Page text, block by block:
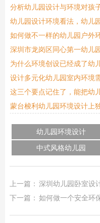
分析幼儿园设计与环境对孩
幼儿园设计环境看法，幼儿
如何做不一样的幼儿园户外
深圳市龙岗区同心第一幼儿
为什么环境创设已经成了幼
设计多元化幼儿园室内环境
这三个要点记住了，能把幼
蒙台梭利幼儿园环境设计上
幼儿园环境设计
中式风格幼儿园
上一篇： 深圳幼儿园卧室设
下一篇： 如何做一个安全环